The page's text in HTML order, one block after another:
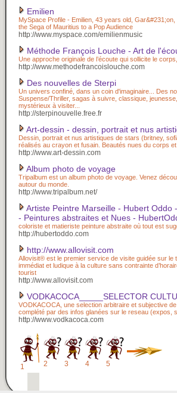
Emilien
MySpace Profile - Emilien, 43 years old,
the Sega of Mauritius to a Pop Audience
http://www.myspace.com/emilienmusic
Méthode François Louche - Art de
Une approche originale de l’écoute qui sollicite le
http://www.methodefrancoislouche.com
Des nouvelles de Sterpi
Un univers confiné, dans un coin d'imaginaire... Des
Suspense/Thriller, sagas à suivre, classique,
mystérieux à visiter...
http://sterpinouvelle.free.fr
Art-dessin - dessin, portrait et nus
Dessin, portrait et nus artistiques de stars (britney,
réalisés au crayon et fusain. Beautés nues du corps et
http://www.art-dessin.com
Album photo de voyage
Tripalbum est un album photo de voyage. Venez
autour du monde.
http://www.tripalbum.net/
Artiste Peintre Marseille - Hubert
- Peintures abstraites et Nues -
coloriste et matieriste peinture abstraite où tout est
http://hubertoddo.com
http://www.allovisit.com
Allovisit® est le premier service de visite guidée sur le
immédiat et ludique à la culture sans contrainte
tourist
http://www.allovisit.com
VODKACOCA_____SELECTOR
VODKACOCA, une selection arbitraire et subjective
complété par des infos glanées sur le reseau (expos,
http://www.vodkacoca.com
1 2 3 4 5